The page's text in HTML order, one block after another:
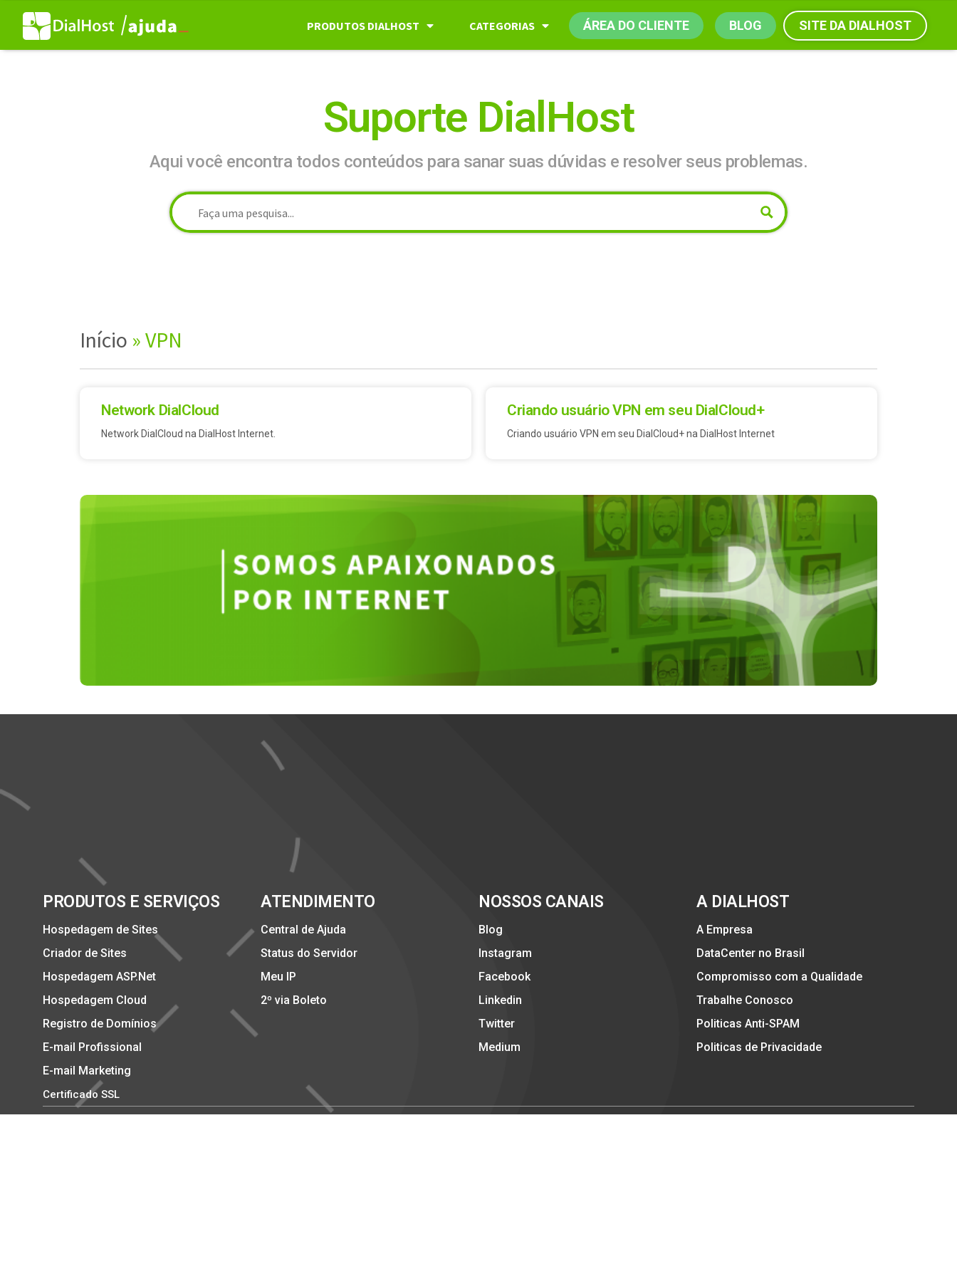
PRODUTOS DIALHOST CATEGORIAS ÁREA DO CLIENTE BLOG SITE DA DIALHOST
Suporte DialHost
Aqui você encontra todos conteúdos para sanar suas dúvidas e resolver seus problemas.
Início »VPN
Network DialCloud
Network DialCloud na DialHost Internet.
Criando usuário VPN em seu DialCloud+
Criando usuário VPN em seu DialCloud+ na DialHost Internet
PRODUTOS E SERVIÇOS
Hospedagem de Sites
Criador de Sites
Hospedagem ASP.Net
Hospedagem Cloud
Registro de Domínios
E-mail Profissional
E-mail Marketing
Certificado SSL
ATENDIMENTO
Central de Ajuda
Status do Servidor
Meu IP
2º via Boleto
NOSSOS CANAIS
Blog
Instagram
Facebook
Linkedin
Twitter
Medium
A DIALHOST
A Empresa
DataCenter no Brasil
Compromisso com a Qualidade
Trabalhe Conosco
Politicas Anti-SPAM
Politicas de Privacidade